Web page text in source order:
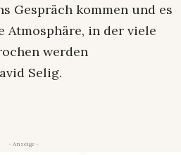
Gespräch kommen und es
Atmosphäre, in der viele
werden
Selig.
- Anzeige -